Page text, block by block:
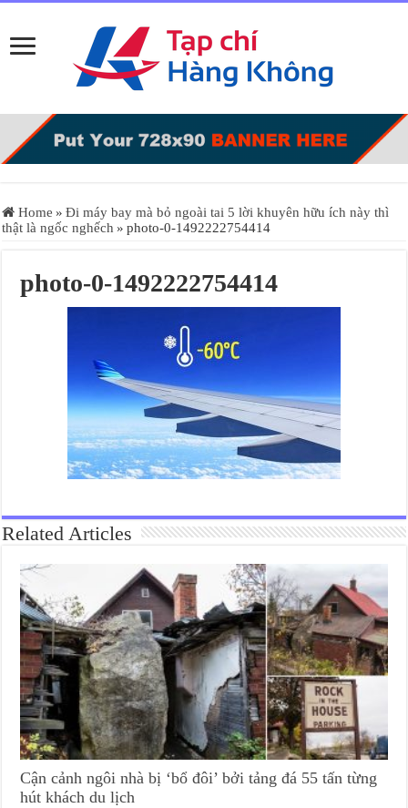
Home » Đi máy bay mà bỏ ngoài tai 5 lời khuyên hữu ích này thì
thật là ngốc nghếch » photo-0-1492222754414
photo-0-1492222754414
Related Articles
Cận cảnh ngôi nhà bị ‘bổ đôi’ bởi tảng đá 55 tấn từng
hút khách du lịch